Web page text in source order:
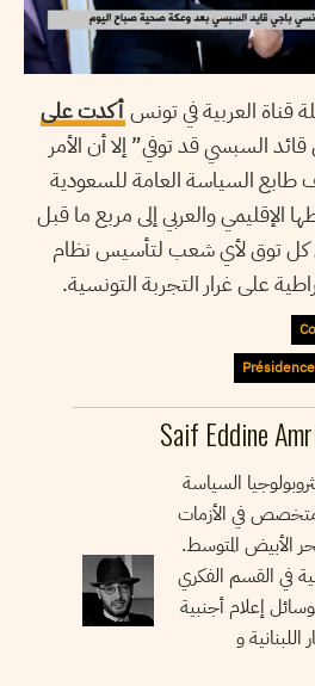
قناة العربية في تونس أكدت على
السبسي قد توفي” إلا أن الأمر
طابع السياسة العامة للسعودية
الإقليمي والعربي إلى مربع ما قبل
كل توق لأي شعب لتأسيس نظام
على غرار التجربة التونسية.
Saif Eddine
السياسة
متخصص في الأزمات
الأبيض المتوسط.
في القسم الفكري
إعلام أجنبية
و